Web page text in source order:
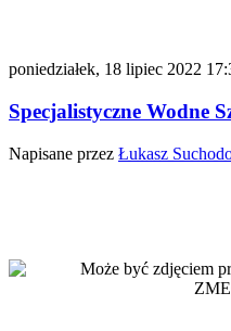
poniedziałek, 18 lipiec 2022
Specjalistyczne Wodne
Napisane przez Łukasz